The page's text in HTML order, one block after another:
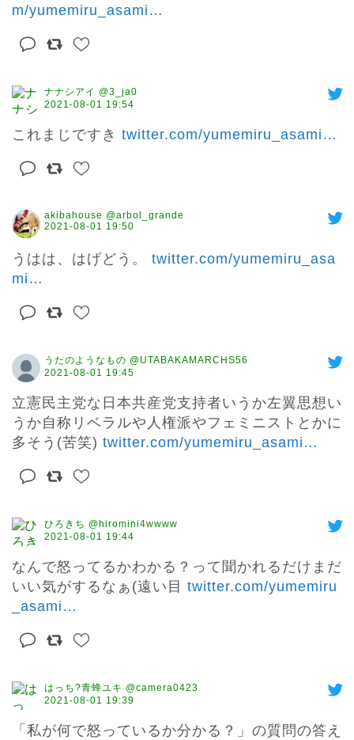
m/yumemiru_asami …
ナナシアイ @3_ja0
2021-08-01 19:54
これまじですき twitter.com/yumemiru_asami …
akibahouse @arbol_grande
2021-08-01 19:50
うはは、はげどう。 twitter.com/yumemiru_asa
mi …
うたのようなもの @UTABAKAMARCHS56
2021-08-01 19:45
立憲民主党な日本共産党支持者いうか左翼思想い
うか自称リベラルや人権派やフェミニストとかに
多そう(苦笑) twitter.com/yumemiru_asami …
ひろきち @hiromini4wwww
2021-08-01 19:44
なんで怒ってるかわかる？って聞かれるだけまだ
いい気がするなぁ(遠い目 twitter.com/yumemiru
_asami …
はっち?青蜂ユキ @camera0423
2021-08-01 19:39
「私が何で怒っているか分かる？」の質問の答え